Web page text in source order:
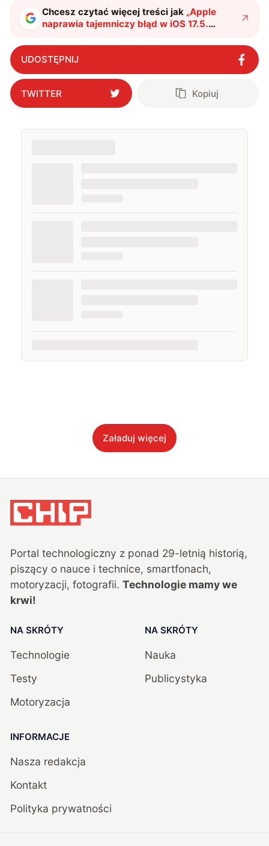
Chcesz czytać więcej treści jak „Apple
naprawia tajemniczy błąd w iOS 17.5.
Usunięte zdjęcia pozostaną usunięte"?
UDOSTĘPNIJ
TWITTER Kopiuj
Załaduj więcej
Portal technologiczny z ponad 29-letnią historią,
piszący o nauce i technice, smartfonach,
motoryzacji, fotografii. Technologie mamy we
krwi!
NA SKRÓTY
Technologie
Testy
Motoryzacja
NA SKRÓTY
Nauka
Publicystyka
INFORMACJE
Nasza redakcja
Kontakt
Polityka prywatności